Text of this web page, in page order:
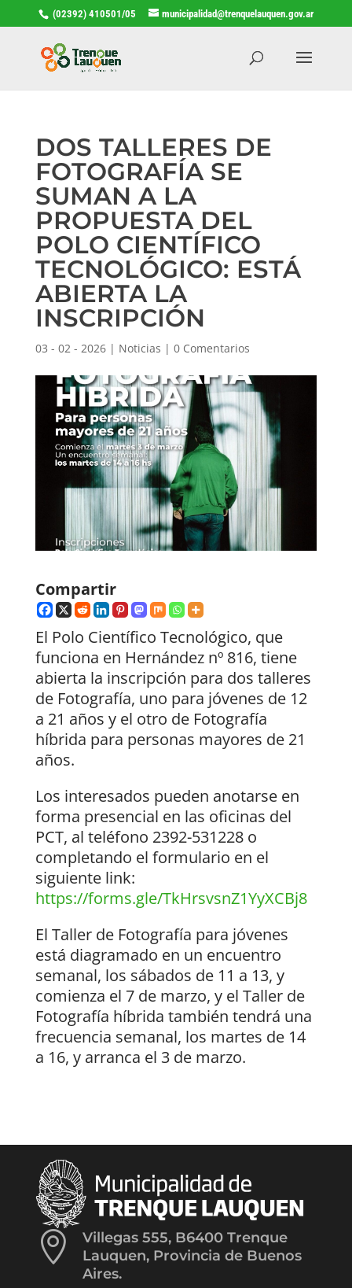
(02392) 410501/05 municipalidad@trenquelauquen.gov.ar
DOS TALLERES DE
FOTOGRAFÍA SE
SUMAN A LA
PROPUESTA DEL
POLO CIENTÍFICO
TECNOLÓGICO: ESTÁ
ABIERTA LA
INSCRIPCIÓN
03 - 02 - 2026| Noticias | 0 Comentarios
Compartir
El Polo Científico Tecnológico, que
funciona en Hernández nº 816, tiene
abierta la inscripción para dos talleres
de Fotografía, uno para jóvenes de 12
a 21 años y el otro de Fotografía
híbrida para personas mayores de 21
años.
Los interesados pueden anotarse en
forma presencial en las oficinas del
PCT, al teléfono 2392-531228 o
completando el formulario en el
siguiente link:
https://forms.gle/TkHrsvsnZ1YyXCBj8
El Taller de Fotografía para jóvenes
está diagramado en un encuentro
semanal, los sábados de 11 a 13, y
comienza el 7 de marzo, y el Taller de
Fotografía híbrida también tendrá una
frecuencia semanal, los martes de 14
a 16, y arranca el 3 de marzo.

Villegas 555, B6400 Trenque
Lauquen, Provincia de Buenos
Aires.